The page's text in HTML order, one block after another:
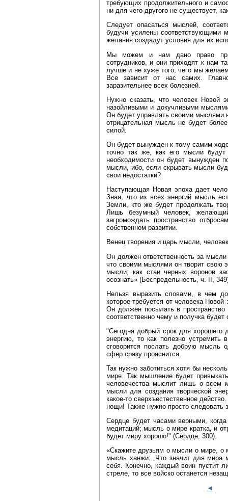
требующих продолжительного и
ни для чего другого не существует,
Следует опасаться мыслей,
будучи усилены соответствующими
желания создадут условия для их
Мы можем и нам дано право
сотрудников, и они приходят к нам
лучше и не хуже того, чего мы
Все зависит от нас самих.
заразительнее всех болезней.
Нужно сказать, что человек Новой
назойливыми и докучливыми
Он будет управлять своими мыслями
отрицательная мысль не будет
силой.
Он будет вынужден к тому самим
точно так же, как его мысли
необходимости он будет вынужден
мысли, ибо, если скрывать мысли
свои недостатки?
Наступающая Новая эпоха дает
Зная, что из всех энергий мысль
Земли, кто же будет продолжать
Лишь безумный человек,
загромождать пространство
собственном развитии.
Венец творения и царь мысли,
Он должен ответственность за
что своими мыслями он творит свою
мысли; как стаи черных воронов
осознать» (Беспредельность, ч. II,
Нельзя выразить словами, в чем
которое требуется от человека
Он должен посылать в
соответственно чему и получка
"Сегодня добрый срок для хорошего
энергию, то как полезно устремить
сговорится послать добрую мысль
сфер сразу прояснится.
Так нужно заботиться хотя бы
мире. Так мышление будет
человечества мыслит лишь о всем
мысли для создания творческой
какое‑то сверхъестественное
нощи! Также нужно просто
Сердце будет часами верными,
медитаций; мысль о мире кратка, и
будет миру хорошо!" (Сердце, 300).
«Скажите друзьям о мысли о мире, о
мысль ханжи: „Что значит для мира
себя. Конечно, каждый воин пустит
стреле, то все войско останется
◄